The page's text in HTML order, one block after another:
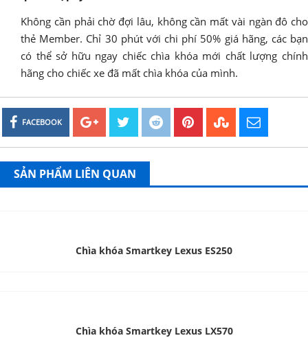
Không cần phải chờ đợi lâu, không cần mất vài ngàn đô cho
thẻ Member. Chỉ 30 phút với chi phí 50% giá hãng, các bạn
có thể sở hữu ngay chiếc chìa khóa mới chất lượng chính
hãng cho chiếc xe đã mất chìa khóa của mình.
FACEBOOK
SẢN PHẨM LIÊN QUAN
Chìa khóa Smartkey Lexus ES250
Chìa khóa Smartkey Lexus LX570